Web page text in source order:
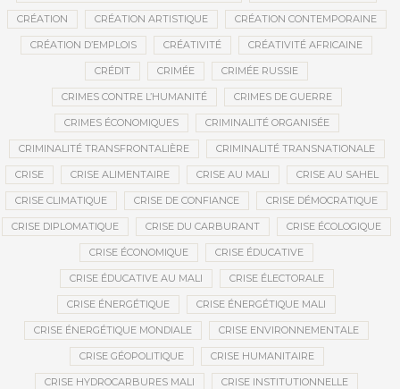
CRÉATION CRÉATION ARTISTIQUE CRÉATION CONTEMPORAINE
CRÉATION D’EMPLOIS CRÉATIVITÉ CRÉATIVITÉ AFRICAINE
CRÉDIT CRIMÉE CRIMÉE RUSSIE
CRIMES CONTRE L’HUMANITÉ CRIMES DE GUERRE
CRIMES ÉCONOMIQUES CRIMINALITÉ ORGANISÉE
CRIMINALITÉ TRANSFRONTALIÈRE CRIMINALITÉ TRANSNATIONALE
CRISE CRISE ALIMENTAIRE CRISE AU MALI CRISE AU SAHEL
CRISE CLIMATIQUE CRISE DE CONFIANCE CRISE DÉMOCRATIQUE
CRISE DIPLOMATIQUE CRISE DU CARBURANT CRISE ÉCOLOGIQUE
CRISE ÉCONOMIQUE CRISE ÉDUCATIVE
CRISE ÉDUCATIVE AU MALI CRISE ÉLECTORALE
CRISE ÉNERGÉTIQUE CRISE ÉNERGÉTIQUE MALI
CRISE ÉNERGÉTIQUE MONDIALE CRISE ENVIRONNEMENTALE
CRISE GÉOPOLITIQUE CRISE HUMANITAIRE
CRISE HYDROCARBURES MALI CRISE INSTITUTIONNELLE